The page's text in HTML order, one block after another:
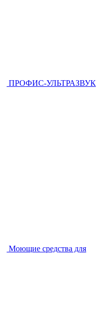
ПРОФИС-УЛЬТРАЗВУК
Моющие средства для